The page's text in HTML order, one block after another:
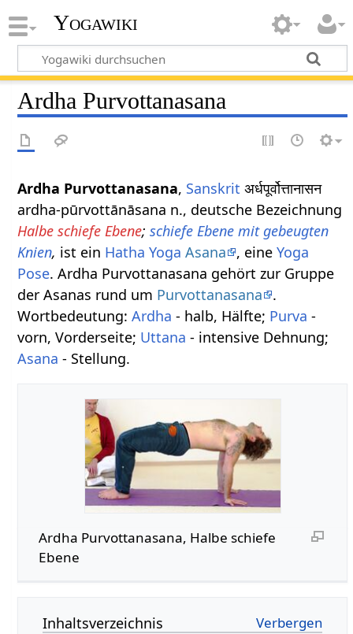
Yogawiki
Ardha Purvottanasana
Ardha Purvottanasana, Sanskrit अर्धपूर्वोत्तानासन
ardha-pūrvottānāsana n., deutsche Bezeichnung
Halbe schiefe Ebene;schiefe Ebene mit gebeugten
Knien, ist ein Hatha Yoga Asana , eineYoga
Pose. Ardha Purvottanasana gehört zur Gruppe
der Asanas rund um Purvottanasana
.
Wortbedeutung:Ardha - halb, Hälfte; Purva -
vorn, Vorderseite; Uttana - intensive Dehnung;
Asana - Stellung.
Ardha Purvottanasana, Halbe schiefe
Ebene
Inhaltsverzeichnis